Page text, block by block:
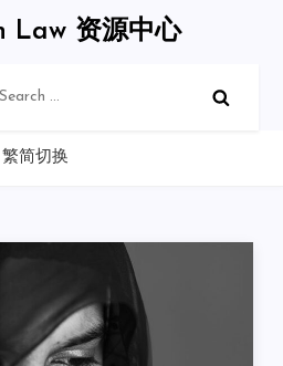
Law 资源中心
繁简切换